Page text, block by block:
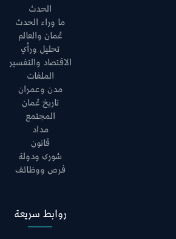
الحدث
ما وراء الحدث
عُمان والعالم
تحليل ورأي
الاقتصاد والتفسير
الملفات
مدن وعمران
تاريخ عُمان
المجتمع
مداد
قانون
شورى ودولة
فرص ووظائف
روابط سريعة